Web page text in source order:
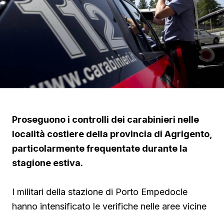
Proseguono i controlli dei carabinieri nelle
località costiere della provincia di Agrigento,
particolarmente frequentate durante la
stagione estiva.
I militari della stazione di Porto Empedocle
hanno intensificato le verifiche nelle aree vicine